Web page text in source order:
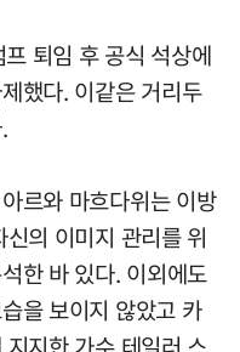
퇴임 후 공식 석상에
했다. 이같은 거리두
르와 마흐다위는 이방
의 이미지 관리를 위
한 바 있다. 이외에도
을 보이지 않았고 카